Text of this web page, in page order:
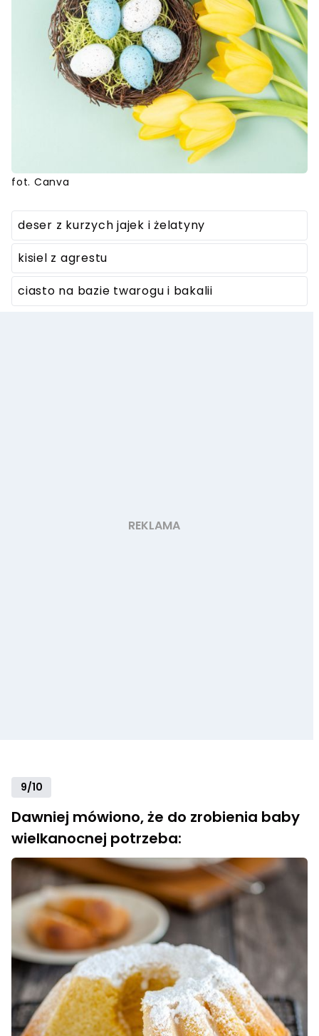
fot. Canva
deser z kurzych jajek i żelatyny
kisiel z agrestu
ciasto na bazie twarogu i bakalii
9/10
Dawniej mówiono, że do zrobienia baby
wielkanocnej potrzeba: